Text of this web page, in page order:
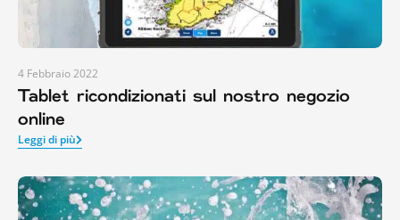
4 Febbraio 2022
Tablet ricondizionati sul nostro negozio
online
Leggi di più